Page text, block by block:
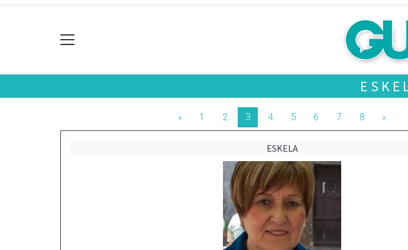
« 1 2 3 4 5 6 7 8 »
ESKELA